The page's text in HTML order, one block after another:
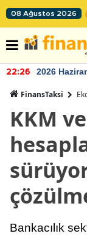
08 Ağustos 2026
22:26 2026
FinansTaksi
KKM
Bankacılık